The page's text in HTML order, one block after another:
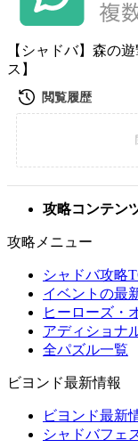
【シャドバ】森の
ス】
攻略コンテン
攻略メニュー
シャドバ攻略
イベントの最
ヒーローズ・
アディショナ
全パズル一覧
ビヨンド最新情報
ビヨンド最新
シャドバフェ